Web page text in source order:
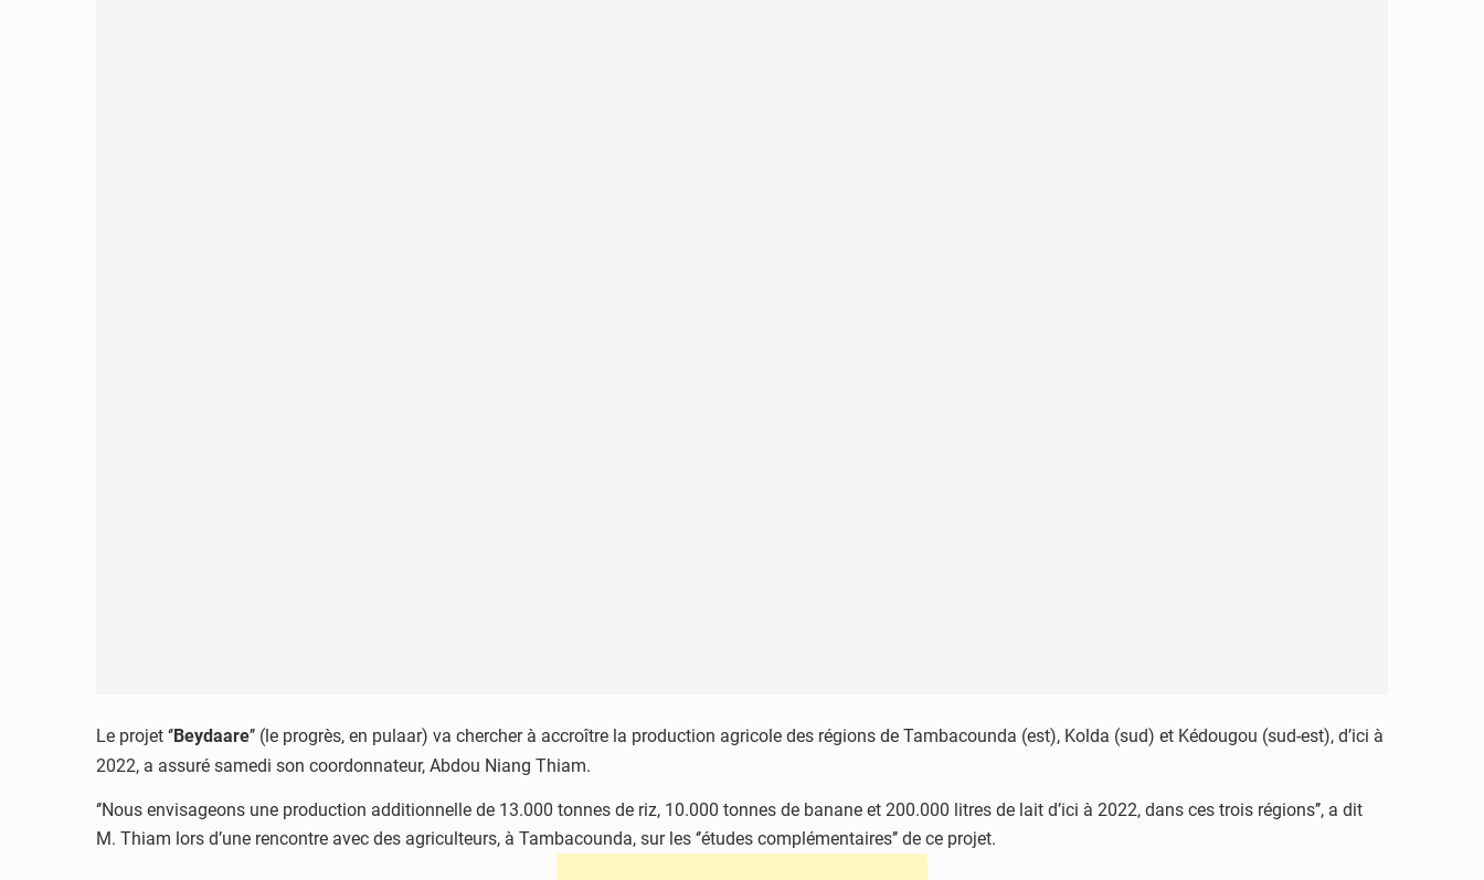
Le projet ‘’Beydaare’’ (le progrès, en pulaar) va chercher à accroître la production agricole des régions de Tambacounda (est), Kolda (sud) et Kédougou (sud-est), d’ici à
2022, a assuré samedi son coordonnateur, Abdou Niang Thiam.
‘’Nous envisageons une production additionnelle de 13.000 tonnes de riz, 10.000 tonnes de banane et 200.000 litres de lait d’ici à 2022, dans ces trois régions’’, a dit
M. Thiam lors d’une rencontre avec des agriculteurs, à Tambacounda, sur les ‘’études complémentaires’’ de ce projet.